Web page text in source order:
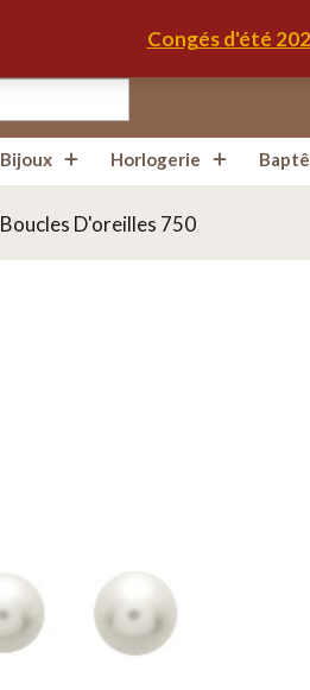
Congés d'été
Bijoux Horlogerie
Boucles D'oreilles 750